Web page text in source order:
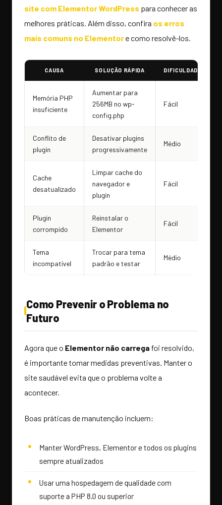
site com Elementor WordPress para conhecer as
melhores práticas. Além disso, confira os erros
mais comuns no Elementore como resolvê-los.
CAUSA SOLUÇÃO RÁPIDA DIFICULDADE
Memória PHP
insuficiente
Aumentar para
256MB no wp-
config.php
Fácil
Conflito de
plugin
Desativar plugins
progressivamente
Médio
Cache
desatualizado
Limpar cache do
navegador e
plugin
Fácil
Plugin
corrompido
Reinstalar o
Elementor
Fácil
Tema
incompatível
Trocar para tema
padrão e testar
Médio
Como Prevenir o Problema no
Futuro
Agora que o Elementor não carrega foi resolvido,
é importante tomar medidas preventivas. Manter o
site saudável evita que o problema volte a
acontecer.
Boas práticas de manutenção incluem:
Manter WordPress, Elementor e todos os plugins
sempre atualizados
Usar uma hospedagem de qualidade com
suporte a PHP 8.0 ou superior